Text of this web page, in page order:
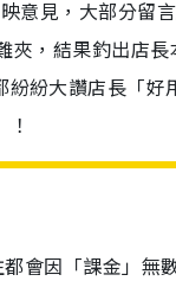
意見，大部分留
，結果釣出店
紛大讚店長「
會因「課金」無